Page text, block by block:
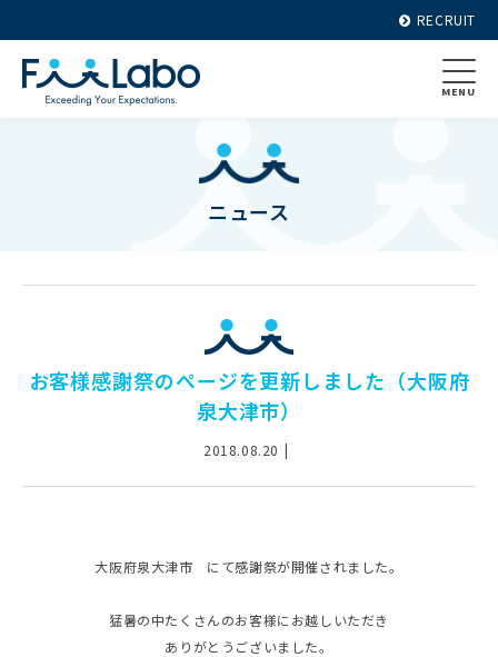
RECRUIT
MENU
ニュース
お客様感謝祭のぺージを更新しました（大阪府
泉大津市）
2018.08.20
大阪府泉大津市 にて感謝祭が開催されました。
猛暑の中たくさんのお客様にお越しいただき
ありがとうございました。